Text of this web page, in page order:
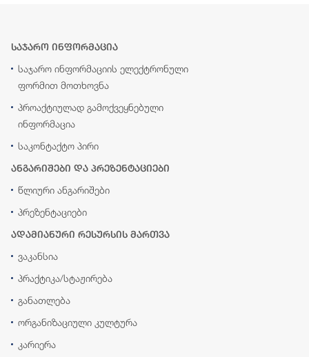
საჯარო ინფორმაცია
საჯარო ინფორმაციის ელექტრონული
ფორმით მოთხოვნა
პროაქტიულად გამოქვეყნებული
ინფორმაცია
საკონტაქტო პირი
ანგარიშები და პრეზენტაციები
წლიური ანგარიშები
პრეზენტაციები
ადამიანური რესურსის მართვა
ვაკანსია
პრაქტიკა/სტაჟირება
განათლება
ორგანიზაციული კულტურა
კარიერა